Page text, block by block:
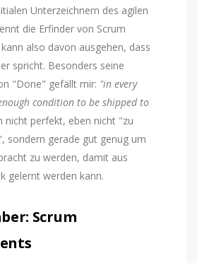
Unterzeichnern des agilen
die Erfinder von Scrum
also davon ausgehen, dass
spricht. Besonders seine
"Done" gefällt mir: "in every
condition to be shipped to
nicht perfekt, eben nicht "zu
sondern gerade gut genug um
zu werden, damit aus
gelernt werden kann.
Scrum